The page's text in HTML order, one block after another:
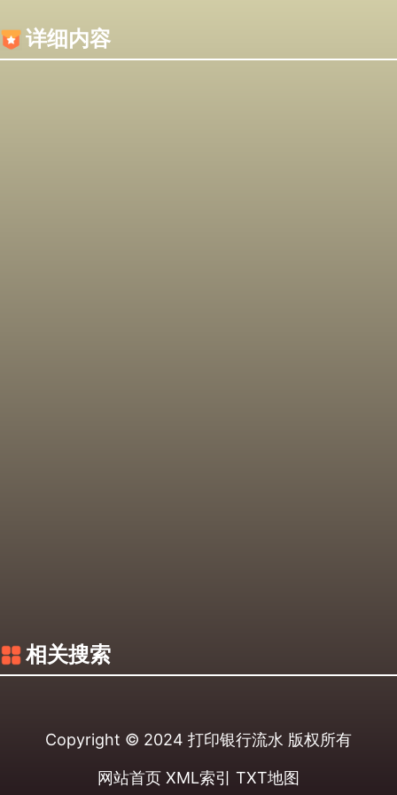
详细内容
相关搜索
Copyright © 2024 打印银行流水 版权所有
网站首页 XML索引 TXT地图